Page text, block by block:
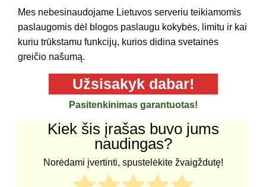
Mes nebesinaudojame Lietuvos serveriu teikiamomis
paslaugomis dėl blogos paslaugu kokybės, limitu ir kai
kuriu trūkstamu funkcijų, kurios didina svetainės
greičio našumą.
Užsisakyk dabar!
Pasitenkinimas garantuotas!
Kiek šis įrašas buvo jums
naudingas?
Norėdami įvertinti, spustelėkite žvaigždutę!